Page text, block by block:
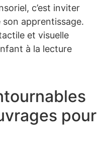
c’est inviter
apprentissage.
et visuelle
à la lecture
pour